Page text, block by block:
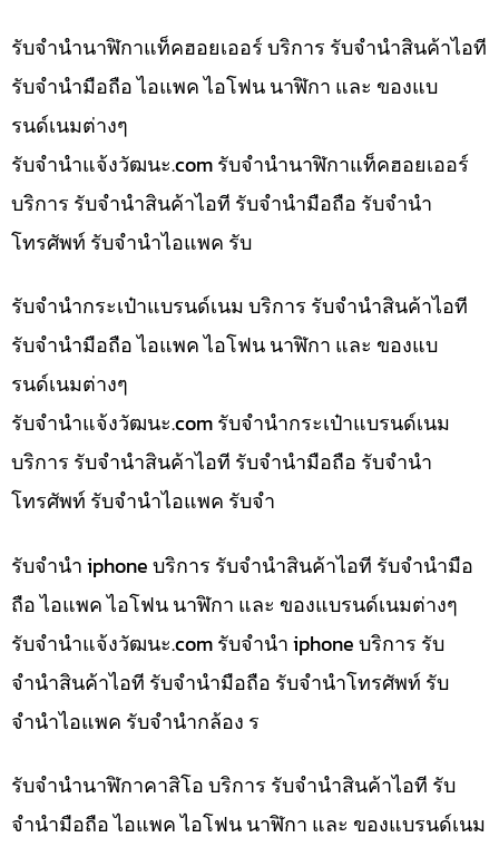
รับจำนำนาฬิกาแท็คฮอยเออร์ บริการ รับจำนำสินค้าไอที
รับจำนำมือถือ ไอแพค ไอโฟน นาฬิกา และ ของแบ
รนด์เนมต่างๆ
รับจํานําแจ้งวัฒนะ.com รับจำนำนาฬิกาแท็คฮอยเออร์
บริการ รับจำนำสินค้าไอที รับจำนำมือถือ รับจำนำ
โทรศัพท์ รับจำนำไอแพค รับ
รับจำนำกระเป๋าแบรนด์เนม บริการ รับจำนำสินค้าไอที
รับจำนำมือถือ ไอแพค ไอโฟน นาฬิกา และ ของแบ
รนด์เนมต่างๆ
รับจํานําแจ้งวัฒนะ.com รับจำนำกระเป๋าแบรนด์เนม
บริการ รับจำนำสินค้าไอที รับจำนำมือถือ รับจำนำ
โทรศัพท์ รับจำนำไอแพค รับจำ
รับจำนำ iphone บริการ รับจำนำสินค้าไอที รับจำนำมือ
ถือ ไอแพค ไอโฟน นาฬิกา และ ของแบรนด์เนมต่างๆ
รับจํานําแจ้งวัฒนะ.com รับจำนำ iphone บริการ รับ
จำนำสินค้าไอที รับจำนำมือถือ รับจำนำโทรศัพท์ รับ
จำนำไอแพค รับจำนำกล้อง ร
รับจำนำนาฬิกาคาสิโอ บริการ รับจำนำสินค้าไอที รับ
จำนำมือถือ ไอแพค ไอโฟน นาฬิกา และ ของแบรนด์เนม